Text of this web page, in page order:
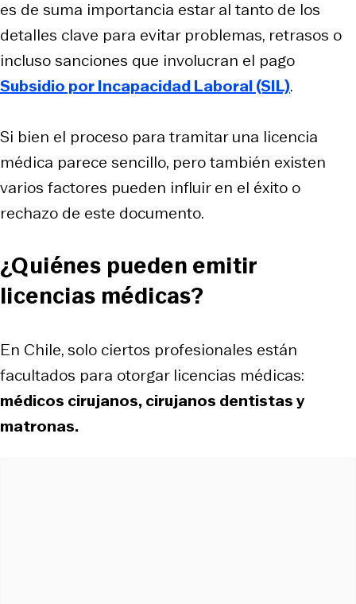
es de suma importancia estar al tanto de los
detalles clave para evitar problemas, retrasos o
incluso sanciones que involucran el pago
Subsidio por Incapacidad Laboral (SIL).
Si bien el proceso para tramitar una licencia
médica parece sencillo, pero también existen
varios factores pueden influir en el éxito o
rechazo de este documento.
¿Quiénes pueden emitir
licencias médicas?
En Chile, solo ciertos profesionales están
facultados para otorgar licencias médicas:
médicos cirujanos, cirujanos dentistas y
matronas.